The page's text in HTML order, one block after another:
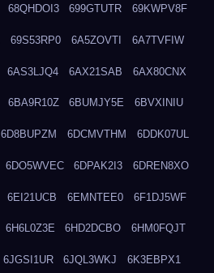
68QHDOI3 699GTUTR 69KWPV8F
69S53RP0 6A5ZOVTI 6A7TVFIW
6AS3LJQ4 6AX21SAB 6AX80CNX
6BA9R10Z 6BUMJY5E 6BVXINIU
6D8BUPZM 6DCMVTHM 6DDK07UL
6DO5WVEC 6DPAK2I3 6DREN8XO
6EI21UCB 6EMNTEE0 6F1DJ5WF
6H6L0Z3E 6HD2DCBO 6HM0FQJT
6JGSI1UR 6JQL3WKJ 6K3EBPX1